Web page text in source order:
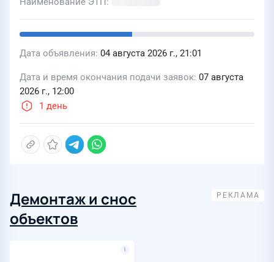
Дата объявления 04 августа 2026 г., 21:01
Дата и время окончания подачи заявок 07 августа
2026 г., 12:00
1 день
Демонтаж и снос
объектов